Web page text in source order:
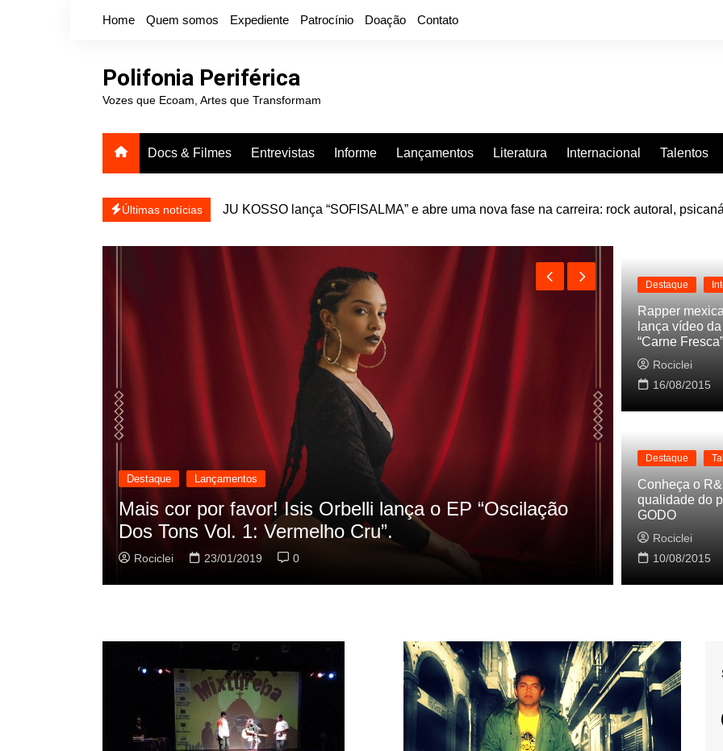
Home Quem somos Expediente Patrocínio Doação Contato
Polifonia Periférica
Vozes que Ecoam, Artes que Transformam
Docs & Filmes Entrevistas Informe Lançamentos Literatura Internacional Talentos
Últimas notícias
JU KOSSO lança “SOFISALMA” e abre uma nova fase na carreira: rock autoral,
Projota relança a mixtape “Projeção”, de 2010, nas plataformas digitais
Destaque Lançamentos
Rashid vai buscar nos HQs as referencias do clipe de
sua nova música
Rociclei 22/01/2019 0
Destaque
Cynthia
Baleiro
Rociclei
Destaque
Rapper
lança vídeo
“Carne Fresca”
Rociclei
16/08/2015
Destaque
Conheça o
qualidade do
GODO
Rociclei
10/08/2015